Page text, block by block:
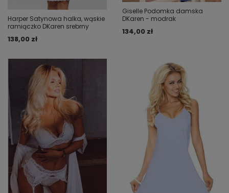
Harper Satynowa halka, wąskie
ramiączko DKaren srebrny
138,00 zł
Giselle Podomka damska
DKaren - modrak
134,00 zł